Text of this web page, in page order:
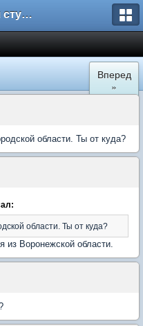
Форум для студента СГА
Вперед
»
области. Ты от куда?
области. Ты от куда?
из Воронежской области.